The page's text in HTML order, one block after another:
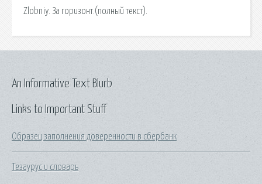
Zlobniy. За горизонт.(полный текст).
Links to Important Stuff
Образец заполнения доверенности в сбербанк
Тезаурус и словарь
An Informative Text Blurb